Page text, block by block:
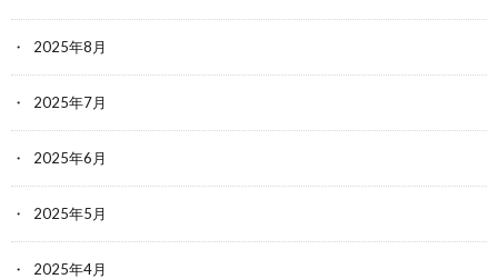
2025年8月
2025年7月
2025年6月
2025年5月
2025年4月